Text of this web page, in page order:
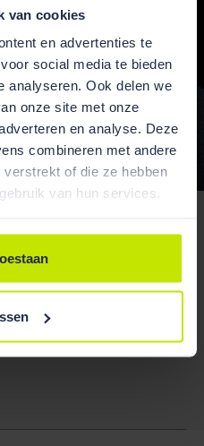
van cookies
en advertenties te
social media te bieden
analyseren. Ook delen we
onze site met onze
en analyse. Deze
combineren met andere
of die ze hebben
van hun services.